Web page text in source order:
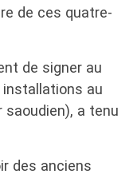
de ces quatre-
de signer au
installations au
saoudien), a tenu
des anciens